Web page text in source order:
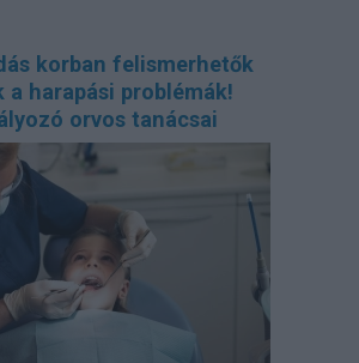
korban felismerhetők
a harapási problémák!
orvos tanácsai